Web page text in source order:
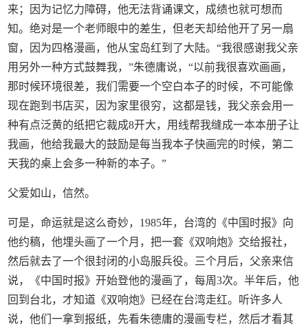
来；因为记忆力障碍，他无法背诵课文，成绩也就可想而
知。绝对是一个老师眼中的差生，但老天却给他开了另一扇
窗，因为四格漫画，他从宝岛红到了大陆。“我很感谢我父亲
用另外一种方式鼓舞我，”朱德庸说，“以前我很喜欢画画，
那时候环境很差，我们需要一个空白本子的时候，不可能像
现在跑到书店买，因为家里很穷，这都是钱，我父亲会用一
种有点泛黄的纸把它裁成8开大，用线帮我缝成一本本册子让
我画，他给我最大的鼓励是每当我本子快画完的时候，第二
天我的桌上会多一种新的本子。”
父爱如山，信然。
可是，命运就是这么奇妙，1985年，台湾的《中国时报》向
他约稿，他埋头画了一个月，把一套《双响炮》交给报社，
然后就去了一个很封闭的小岛服兵役。三个月后，父亲来信
说，《中国时报》开始登他的漫画了，每周3次。半年后，他
回到台北，才知道《双响炮》已经在台湾走红。听许多人
说，他们一拿到报纸，先看朱德庸的漫画专栏，然后才看其